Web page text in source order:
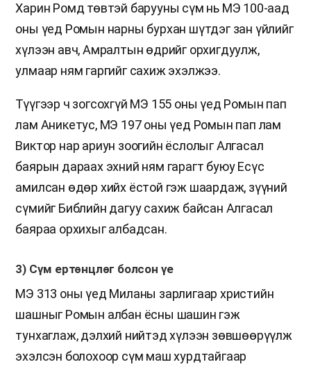
Харин Ромд төвтэй барууны сүм нь МЭ 100-аад
оны үед Ромын нарны бурхан шүтдэг зан үйлийг
хүлээн авч, Амралтын өдрийг орхигдуулж,
улмаар ням гаргийг сахиж эхэлжээ.
Түүгээр ч зогсохгүй МЭ 155 оны үед Ромын пап
лам Аникетус, МЭ 197 оны үед Ромын пап лам
Виктор нар ариун зоогийн ёслолыг Алгасал
баярын дараах эхний ням гарагт буюу Есүс
амилсан өдөр хийх ёстой гэж шаардаж, зүүний
сүмийг Библийн дагуу сахиж байсан Алгасал
баяраа орхихыг албадсан.
3) Сүм ертөнцлөг болсон үе
МЭ 313 оны үед Миланы зарлигаар христийн
шашныг Ромын албан ёсны шашин гэж
тунхаглаж, дэлхий нийтэд хүлээн зөвшөөрүүлж
эхэлсэн болохоор сүм маш хурдтайгаар